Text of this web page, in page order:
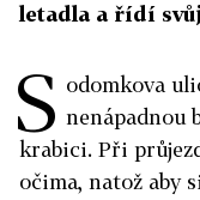
letadla a řídí
S odomkova
nenápadnou
krabici. Při
očima, natož aby